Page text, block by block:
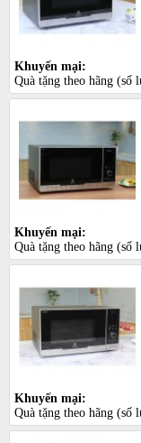
Khuyến mại:
Quà tặng theo hãng (số
Khuyến mại:
Quà tặng theo hãng (số
Khuyến mại:
Quà tặng theo hãng (số